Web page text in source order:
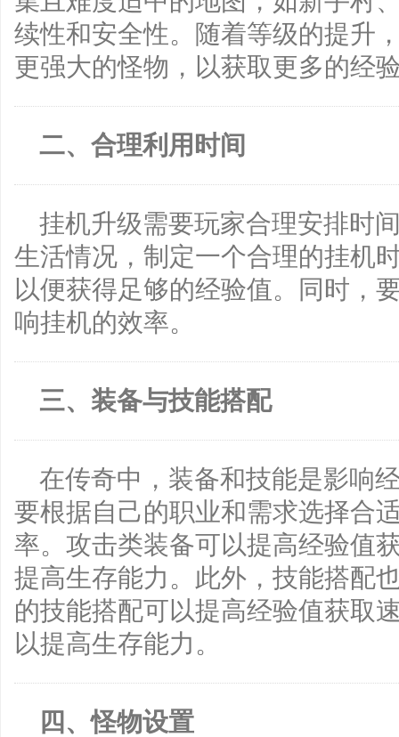
续性和安全性。随着等级的提升
更强大的怪物，以获取更多的经
二、合理利用时间
挂机升级需要玩家合理安排时
生活情况，制定一个合理的挂机
以便获得足够的经验值。同时，
响挂机的效率。
三、装备与技能搭配
在传奇中，装备和技能是影响
要根据自己的职业和需求选择合
率。攻击类装备可以提高经验值
提高生存能力。此外，技能搭配
的技能搭配可以提高经验值获取
以提高生存能力。
四、怪物设置